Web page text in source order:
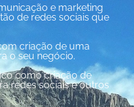
e marketing
de redes sociais que
criação de uma
o seu negócio.
como criação de
redes sociais e outros